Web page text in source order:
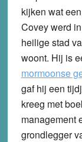
kijken wat
Covey werd
heilige stad
woont. Hij is
mormoonse
gaf hij een
kreeg met
management
grondlegger